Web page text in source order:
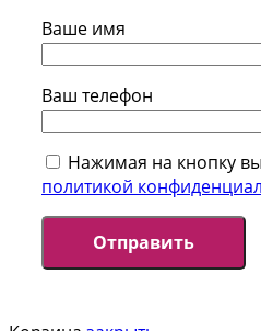
Ваше имя
Ваш телефон
Нажимая на кнопку
политикой